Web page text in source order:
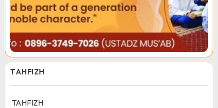
TAHFIZH
TAHFIZH